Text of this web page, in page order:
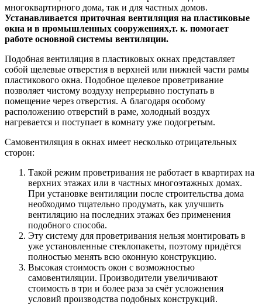
многоквартирного дома, так и для частных домов.
Устанавливается приточная вентиляция на пластиковые
окна и в промышленных сооружениях,т. к. помогает
работе основной системы вентиляции.
Подобная вентиляция в пластиковых окнах представляет
собой щелевые отверстия в верхней или нижней части рамы
пластикового окна. Подобное щелевое проветривание
позволяет чистому воздуху непрерывно поступать в
помещение через отверстия. А благодаря особому
расположению отверстий в раме, холодный воздух
нагревается и поступает в комнату уже подогретым.
Самовентиляция в окнах имеет несколько отрицательных
сторон:
Такой режим проветривания не работает в квартирах на
верхних этажах или в частных многоэтажных домах.
При установке вентиляции после строительства дома
необходимо тщательно продумать, как улучшить
вентиляцию на последних этажах без применения
подобного способа.
Эту систему для проветривания нельзя монтировать в
уже установленные стеклопакеты, поэтому придётся
полностью менять всю оконную конструкцию.
Высокая стоимость окон с возможностью
самовентиляции. Производители увеличивают
стоимость в три и более раза за счёт усложнения
условий производства подобных конструкций.